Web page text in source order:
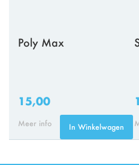
Poly Max
15,00
Meer info In Winkelwagen